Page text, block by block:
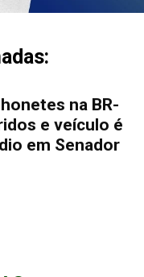
na BR-
e veículo é
em Senador